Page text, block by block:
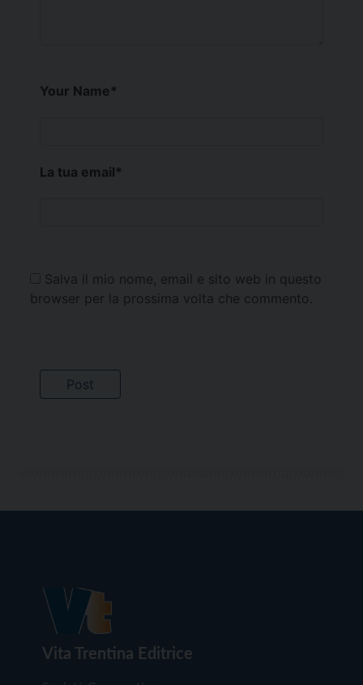
Your Name*
La tua email*
Salva il mio nome, email e sito web in questo
browser per la prossima volta che commento.
Vita Trentina Editrice